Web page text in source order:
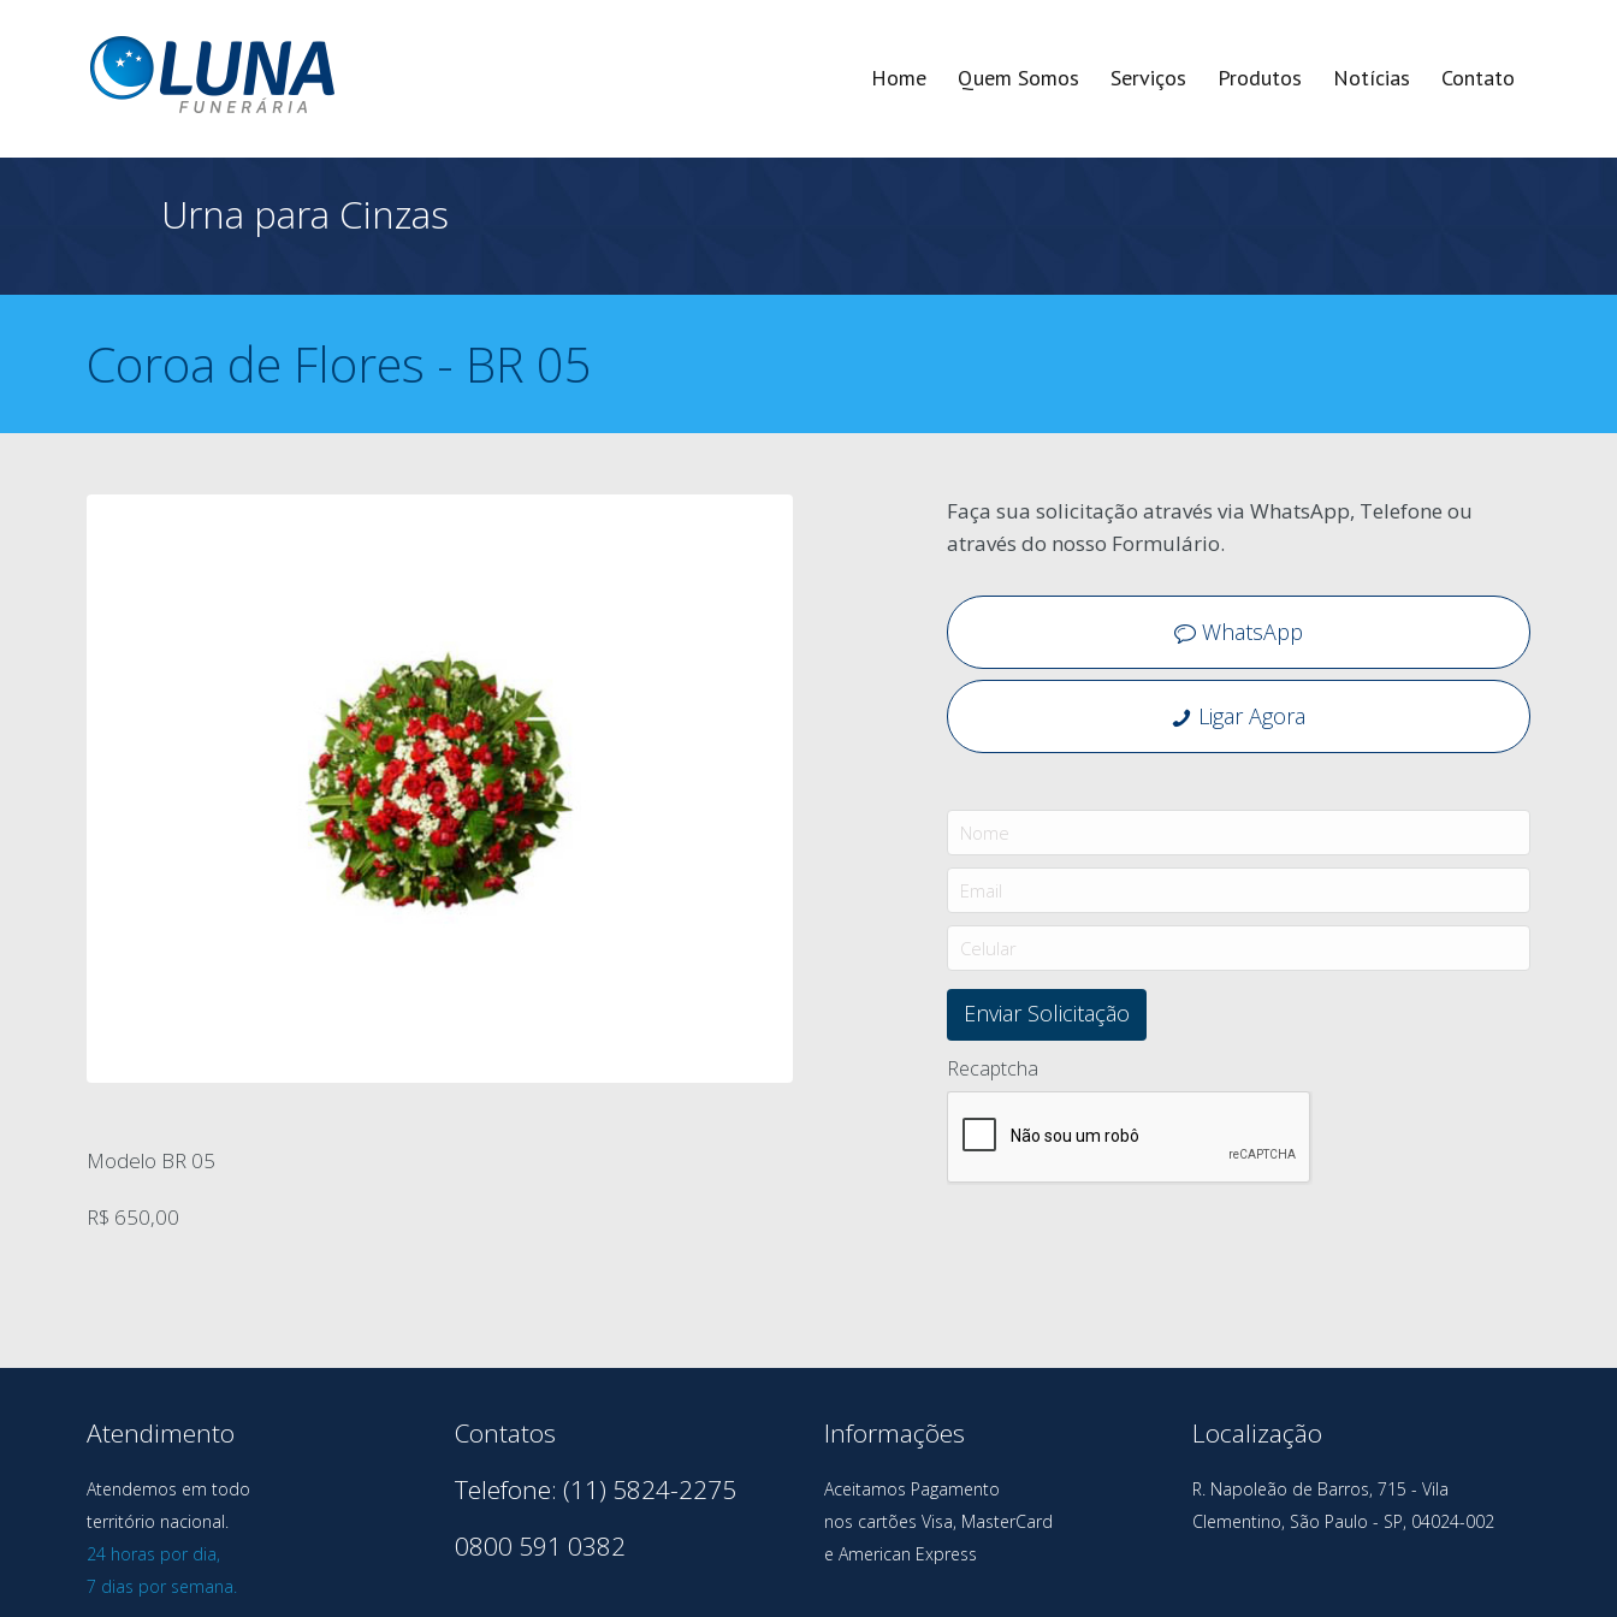
Home Quem Somos Serviços Produtos Notícias Contato
Urna para Cinzas
Coroa de Flores - BR 05
Modelo BR 05
R$ 650,00
Faça sua solicitação através via WhatsApp, Telefone ou
através do nosso Formulário.
WhatsApp
Ligar Agora
Recaptcha
Atendimento
Atendemos em todo
território nacional.
24 horas por dia,
7 dias por semana.
Contatos
Telefone: (11) 5824-2275
0800 591 0382
Informações
Aceitamos Pagamento
nos cartões Visa, MasterCard
e American Express
Localização
R. Napoleão de Barros, 715 - Vila
Clementino, São Paulo - SP, 04024-002